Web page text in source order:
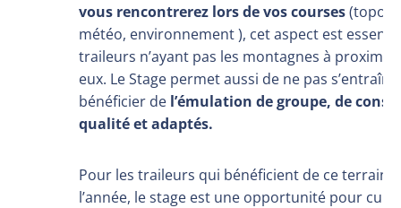
vous rencontrerez lors de vos courses
météo, environnement ), cet aspect est
traileurs n’ayant pas les montagnes à
eux. Le Stage permet aussi de ne pas
bénéficier de l’émulation de groupe, de
qualité et adaptés.
Pour les traileurs qui bénéficient de ce terrain
l’année, le stage est une opportunité pour